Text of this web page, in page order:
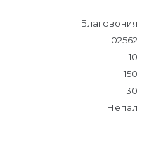
Благовония
02562
10
150
30
Непал